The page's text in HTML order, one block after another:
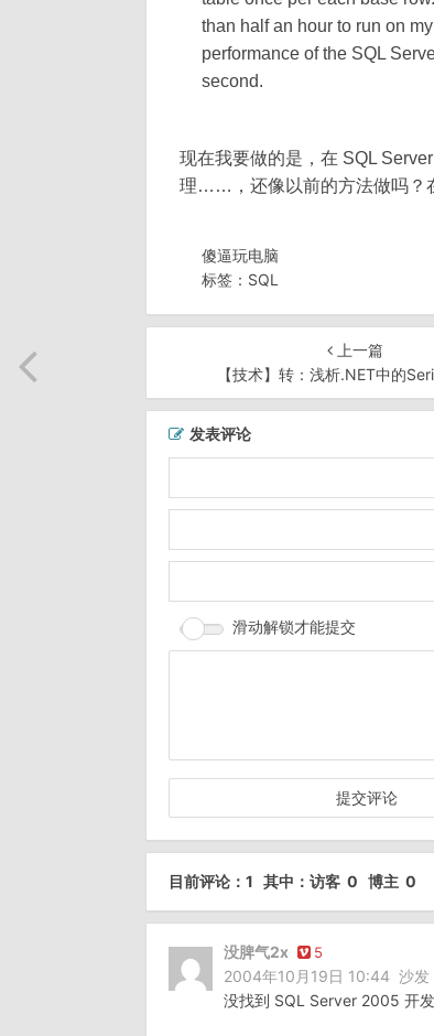
than half an hour to run on
performance of the SQL
second.
现在我要做的是，在 SQL
理……，还像以前的方法做吗？
傻逼玩电脑
标签： SQL
上一篇
【技术】转：浅析.NET中的
发表评论
滑动解锁才能提交
目前评论：1 其中：访客 0 博主 0
没脾气2x 5
2004年10月19日 10:44 沙发
没找到 SQL Server 2005 开发